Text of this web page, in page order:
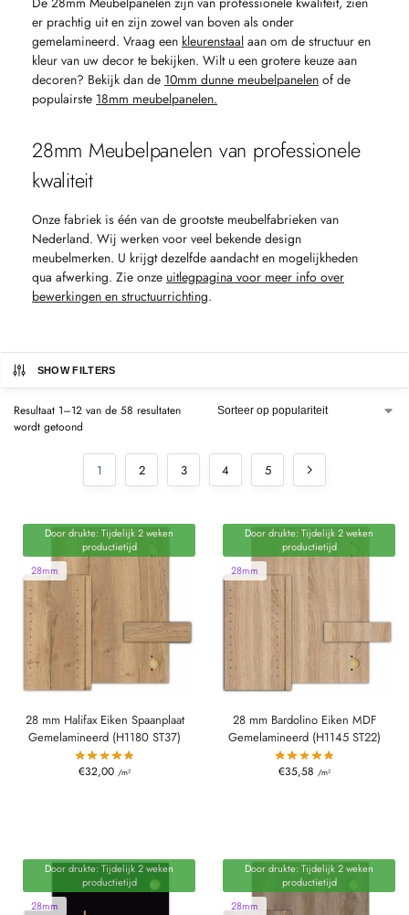
er prachtig uit en zijn zowel van boven als onder
gemelamineerd. Vraag een kleurenstaal aan om de structuur en
kleur van uw decor te bekijken. Wilt u een grotere keuze aan
decoren? Bekijk dan de 10mm dunne meubelpanelen of de
populairste 18mm meubelpanelen.
28mm Meubelpanelen van professionele
kwaliteit
Onze fabriek is één van de grootste meubelfabrieken van
Nederland. Wij werken voor veel bekende design
meubelmerken. U krijgt dezelfde aandacht en mogelijkheden
qua afwerking. Zie onze uitlegpagina voor meer info over
bewerkingen en structuurrichting.
SHOW FILTERS
Resultaat 1–12 van de 58 resultaten
wordt getoond
1 2 3 4 5
Door drukte: Tijdelijk 2 weken
productietijd
28mm
28 mm Halifax Eiken Spaanplaat
Gemelamineerd (H1180 ST37)
€32,00 /m²
Door drukte: Tijdelijk 2 weken
productietijd
28mm
28 mm Bardolino Eiken MDF
Gemelamineerd (H1145 ST22)
€35,58 /m²
Door drukte: Tijdelijk 2 weken
productietijd
28mm
Door drukte: Tijdelijk 2 weken
productietijd
28mm